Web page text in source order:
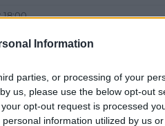
Information
parties, or processing of your
us, please use the below opt-out
opt-out request is processed
information utilized by us
18:00
Eladó: